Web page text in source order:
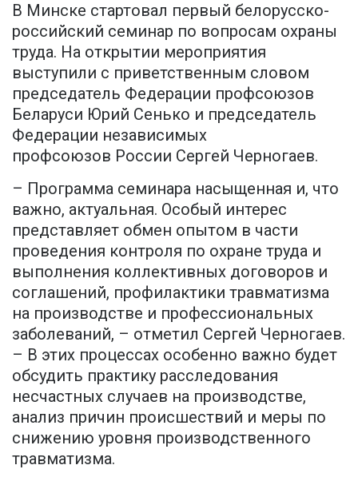
В Минске стартовал первый белорусско-
российский семинар по вопросам охраны
труда. На открытии мероприятия
выступили с приветственным словом
председатель Федерации профсоюзов
Беларуси Юрий Сенько и председатель
Федерации независимых
профсоюзов России Сергей Черногаев.
– Программа семинара насыщенная и, что
важно, актуальная. Особый интерес
представляет обмен опытом в части
проведения контроля по охране труда и
выполнения коллективных договоров и
соглашений, профилактики травматизма
на производстве и профессиональных
заболеваний, – отметил Сергей Черногаев.
– В этих процессах особенно важно будет
обсудить практику расследования
несчастных случаев на производстве,
анализ причин происшествий и меры по
снижению уровня производственного
травматизма.